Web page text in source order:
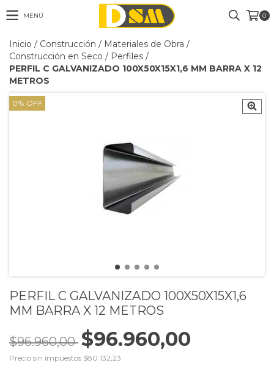
MENÚ 0
Inicio / Construcción / Materiales de Obra /
Construcción en Seco / Perfiles /
PERFIL C GALVANIZADO 100X50X15X1,6 MM BARRA X 12
METROS
0% OFF
PERFIL C GALVANIZADO 100X50X15X1,6
MM BARRA X 12 METROS
$96.960,00 $96.960,00
Precio sin impuestos $80.132,23